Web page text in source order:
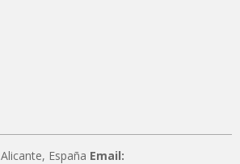
Alicante, España Email: